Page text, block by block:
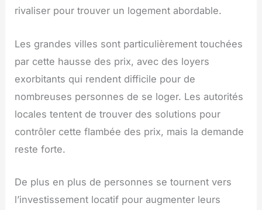
rivaliser pour trouver un logement abordable.
Les grandes villes sont particulièrement touchées
par cette hausse des prix, avec des loyers
exorbitants qui rendent difficile pour de
nombreuses personnes de se loger. Les autorités
locales tentent de trouver des solutions pour
contrôler cette flambée des prix, mais la demande
reste forte.
De plus en plus de personnes se tournent vers
l’investissement locatif pour augmenter leurs